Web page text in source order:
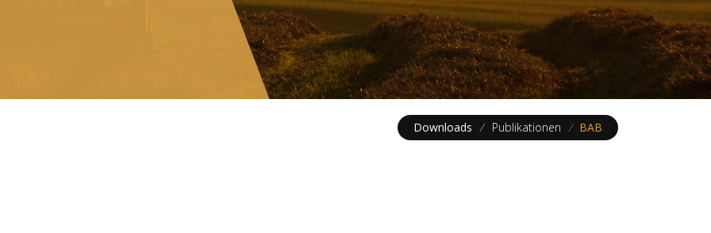
Downloads / Publikationen / BAB